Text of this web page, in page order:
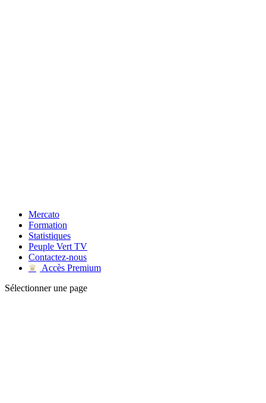
Mercato
Formation
Statistiques
Peuple Vert TV
Contactez-nous
♛
Accès Premium
Sélectionner une page